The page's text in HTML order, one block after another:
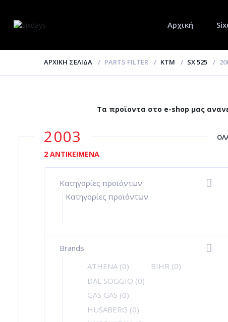
Αρχική
ΑΡΧΙΚΉ ΣΕΛΊΔΑ PARTS FILTER KTM SX 525
Τα προϊοντα στο e-shop μας
2003
2 ΑΝΤΙΚΕΊΜΕΝΑ
Κατηγορίες προϊόντων
-
Κατηγορίες προϊόντων
Brands
-
ATHENA (0) BIHR (0)
DAL SOGGIO (0)
GAS GAS (0)
HUSABERG (0)